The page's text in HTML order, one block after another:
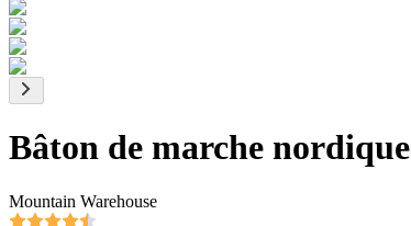
Bâton de marche nordique
Mountain Warehouse